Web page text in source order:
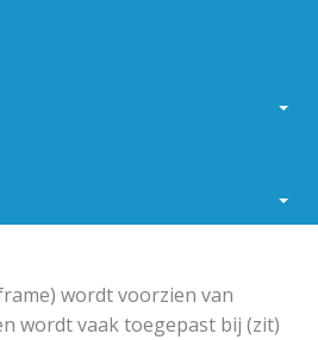
wordt voorzien van
wordt vaak toegepast bij (zit)